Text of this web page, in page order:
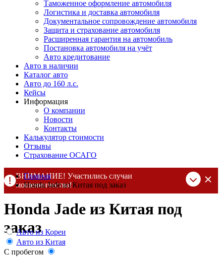
Таможенное оформление автомобиля
Логистика и доставка автомобиля
Документальное сопровождение автомобиля
Защита и страхование автомобиля
Расширенная гарантия на автомобиль
Постановка автомобиля на учёт
Авто кредитование
Авто в наличии
Каталог авто
Авто до 160 л.с.
Кейсы
Информация
О компании
Новости
Контакты
Калькулятор стоимости
Отзывы
Страхование ОСАГО
ВНИМАНИЕ! Участились случаи
мошенничества!
по выставленному счету на Т-банк от ИП Алексеевских С.В.
При любых подозрениях, свяжитесь с нами по официальным
контактам, указанным в соц сетях и на сайте
Главная
Honda Jade из Китая под заказ
Honda Jade из Китая под
заказ
Авто из Кореи
Авто из Китая
С пробегом